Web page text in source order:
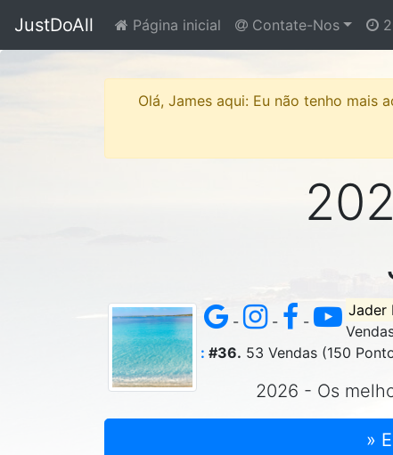
JustDoAll Página inicial Contate-Nos
Olá, James aqui: Eu não tenho mais
- - -
Jader
: #36. 53 Vendas (150
2026 - Os
»